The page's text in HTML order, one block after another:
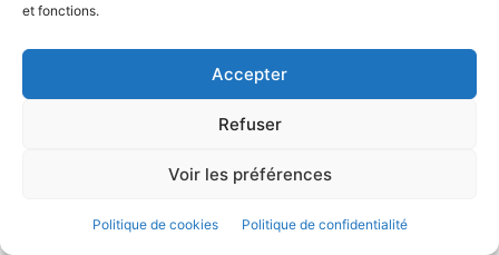
et fonctions.
Accepter
Refuser
Voir les préférences
Politique de cookies Politique de confidentialité
MENTIONS LÉGALES
© STREETARTPARIS. All Rights Reserved. 2024